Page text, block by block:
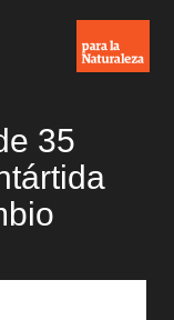
35